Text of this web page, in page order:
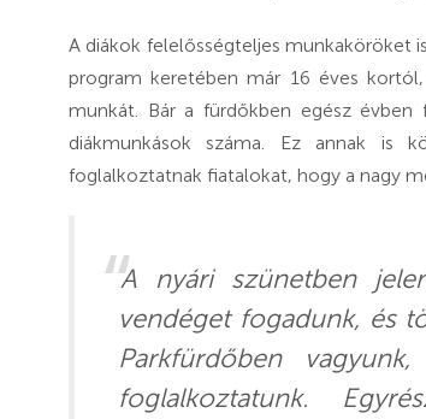
A diákok felelősségteljes munkaköröket
program keretében már 16 éves
munkát. Bár a fürdőkben egész
diákmunkások száma. Ez annak is
foglalkoztatnak fiatalokat, hogy a nagy
A nyári szünetben
vendéget fogadunk, és
Parkfürdőben
foglalkoztatunk.